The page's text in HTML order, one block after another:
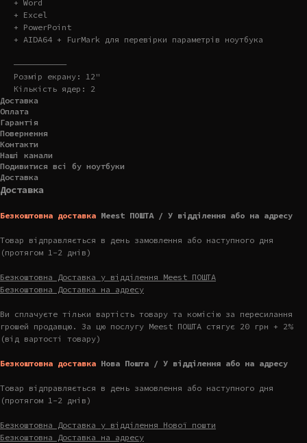
+ Word
+ Excel
+ PowerPoint
+ AIDA64 + FurMark для перевірки параметрів ноутбука
———————————
Розмір екрану: 12"
Кількість ядер: 2
Доставка
Оплата
Гарантія
Повернення
Контакти
Наші канали
Подивитися всі бу ноутбуки
Доставка
Доставка
Безкоштовна доставка Meest ПОШТА / У відділення або на адресу
Товар відправляється в день замовлення або наступного дня
(протягом 1-2 днів)
Безкоштовна Доставка у відділення Meest ПОШТА
Безкоштовна Доставка на адресу
Ви сплачуєте тільки вартість товару та комісію за пересилання
грошей продавцю. За цю послугу Meest ПОШТА стягує 20 грн + 2%
(від вартості товару)
Безкоштовна доставка Нова Пошта / У відділення або на адресу
Товар відправляється в день замовлення або наступного дня
(протягом 1-2 днів)
Безкоштовна Доставка у відділення Нової пошти
Безкоштовна Доставка на адресу